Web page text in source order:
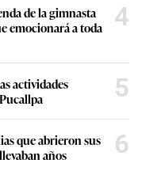
de la gimnasta
emocionará a toda
4
actividades
5
que abrieron sus
años
6